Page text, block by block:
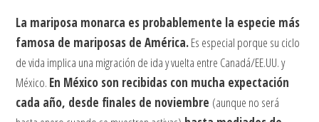
La mariposa monarca es probablemente la especie más
famosa de mariposas de América.Es especial porque su ciclo
de vida implica una migración de ida y vuelta entre Canadá/EE.UU. y
México. En México son recibidas con mucha expectación
cada año, desde finales de noviembre (aunque no será